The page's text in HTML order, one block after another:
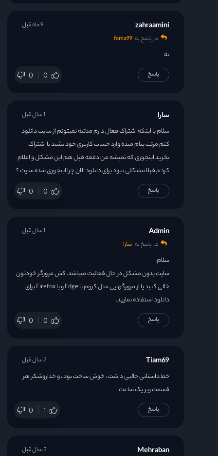
zahraamini
در پاسخ به fama99
نه
0 0
9 ماه قبل
پاسخ
سارا
سلام با اینکه اشتراک فعال دارم مدتیه نمیتونم از سایت دانلود
کنم مرتب پیام میده وارد حساب کاربری خود بشید یا اشتراک
بخرید اینجوری که نمیشه من دفعه قبل هم این مشکل و اعلام
کردم قبلا مشکلی نبود برای دانلود الان چرا اینجوری شده سایت ؟
0 0
1 سال قبل
پاسخ
Admin
در پاسخ به سارا
سلام.
سایت بدون مشکل در حال فعالیت میباشد. کش مرورگر خودتون
خالی کنید یا از مرورگهایی مثل کروم یا Edge و یا Firefox برای
دانلود استفاده نمایید.
0 0
1 سال قبل
پاسخ
Tiam69
خط داستانی جالبی داشت ، خوش ساخت بود ، و خداروشکر هر
قسمت زیر یک ساعت
0 1
2 سال قبل
پاسخ
Mehraban 3 سال قبل